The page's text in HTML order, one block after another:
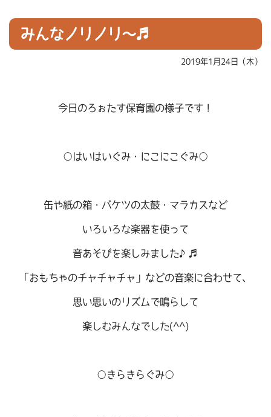
みんなノリノリ～♬
2019年1月24日（木）
今日のろぉたす保育園の様子です！
○はいはいぐみ・にこにこぐみ○
缶や紙の箱・バケツの太鼓・マラカスなど
いろいろな楽器を使って
音あそびを楽しみました♪♬
「おもちゃのチャチャチャ」などの音楽に合わせて、
思い思いのリズムで鳴らして
楽しむみんなでした(^^)
○きらきらぐみ○